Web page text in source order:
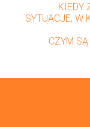
KIEDY
SYTUACJE, W
CZYM